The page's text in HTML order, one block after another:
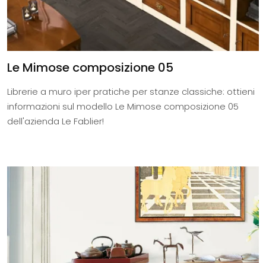
Le Mimose composizione 05
Librerie a muro iper pratiche per stanze classiche: ottieni
informazioni sul modello Le Mimose composizione 05
dell'azienda Le Fablier!